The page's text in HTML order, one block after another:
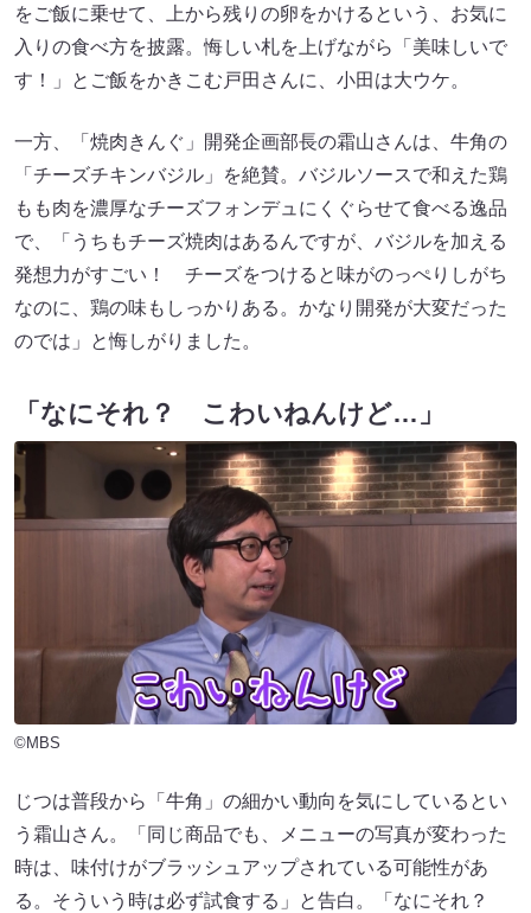
をご飯に乗せて、上から残りの卵をかけるという、お気に
入りの食べ方を披露。悔しい札を上げながら「美味しいで
す！」とご飯をかきこむ戸田さんに、小田は大ウケ。
一方、「焼肉きんぐ」開発企画部長の霜山さんは、牛角の
「チーズチキンバジル」を絶賛。バジルソースで和えた鶏
もも肉を濃厚なチーズフォンデュにくぐらせて食べる逸品
で、「うちもチーズ焼肉はあるんですが、バジルを加える
発想力がすごい！ チーズをつけると味がのっぺりしがち
なのに、鶏の味もしっかりある。かなり開発が大変だった
のでは」と悔しがりました。
「なにそれ？ こわいねんけど…」
©MBS
じつは普段から「牛角」の細かい動向を気にしているとい
う霜山さん。「同じ商品でも、メニューの写真が変わった
時は、味付けがブラッシュアップされている可能性があ
る。そういう時は必ず試食する」と告白。「なにそれ？